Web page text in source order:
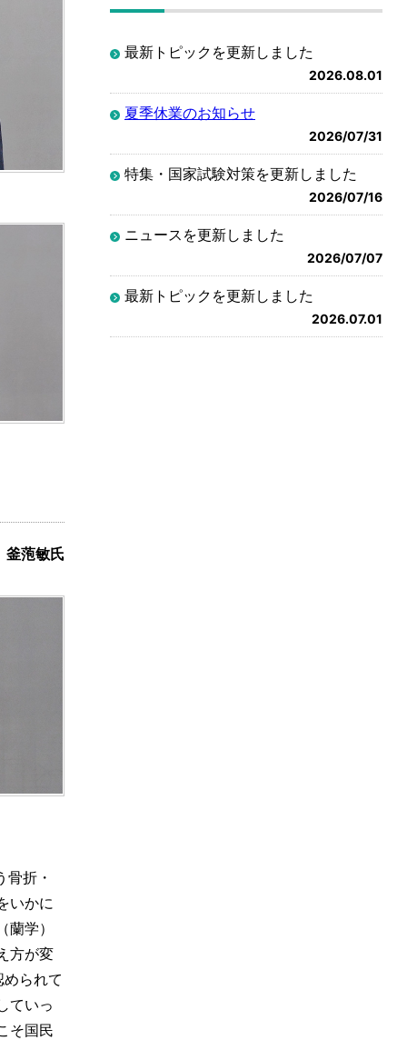
釜萢敏氏
折・
いかに
学）
方が変
られて
ていっ
そ国民
最新トピックを更新しました
2026.08.01
夏季休業のお知らせ
2026/07/31
特集・国家試験対策を更新しました
2026/07/16
ニュースを更新しました
2026/07/07
最新トピックを更新しました
2026.07.01